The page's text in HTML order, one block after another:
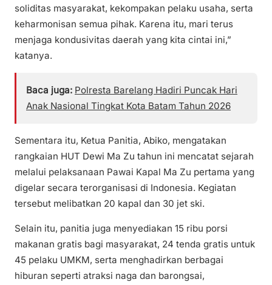
soliditas masyarakat, kekompakan pelaku usaha, serta
keharmonisan semua pihak. Karena itu, mari terus
menjaga kondusivitas daerah yang kita cintai ini,”
katanya.
Baca juga: Polresta Barelang Hadiri Puncak Hari
Anak Nasional Tingkat Kota Batam Tahun 2026
Sementara itu, Ketua Panitia, Abiko, mengatakan
rangkaian HUT Dewi Ma Zu tahun ini mencatat sejarah
melalui pelaksanaan Pawai Kapal Ma Zu pertama yang
digelar secara terorganisasi di Indonesia. Kegiatan
tersebut melibatkan 20 kapal dan 30 jet ski.
Selain itu, panitia juga menyediakan 15 ribu porsi
makanan gratis bagi masyarakat, 24 tenda gratis untuk
45 pelaku UMKM, serta menghadirkan berbagai
hiburan seperti atraksi naga dan barongsai,